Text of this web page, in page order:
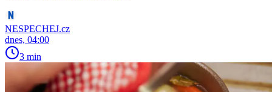
NESPECHEJ.cz
dnes, 04:00
3 min